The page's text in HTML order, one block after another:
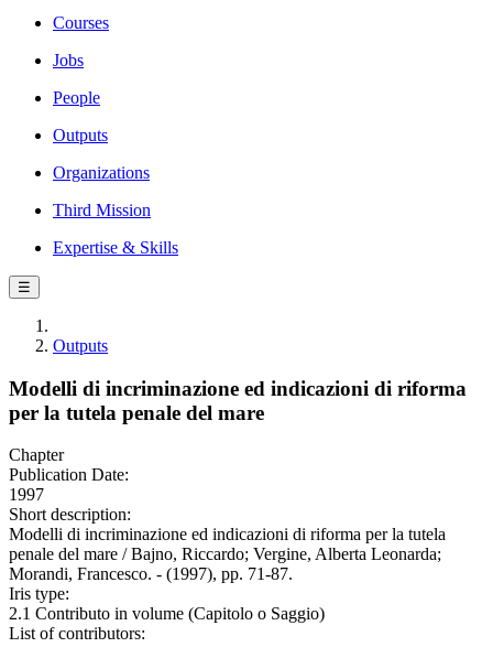
Courses
Jobs
People
Outputs
Organizations
Third Mission
Expertise & Skills
☰
Outputs
Modelli di incriminazione ed indicazioni di riforma
per la tutela penale del mare
Chapter
Publication Date:
1997
Short description:
Modelli di incriminazione ed indicazioni di riforma per la tutela
penale del mare / Bajno, Riccardo; Vergine, Alberta Leonarda;
Morandi, Francesco. - (1997), pp. 71-87.
Iris type:
2.1 Contributo in volume (Capitolo o Saggio)
List of contributors: